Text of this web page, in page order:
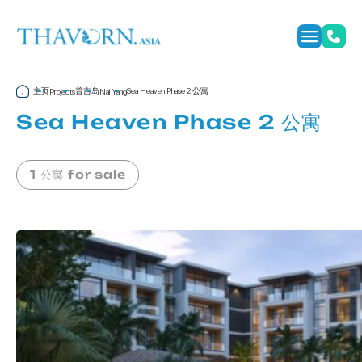
主页Projects普吉岛Nai YangSea Heaven Phase 2 公寓
Sea Heaven Phase 2 公寓
1 公寓 for sale